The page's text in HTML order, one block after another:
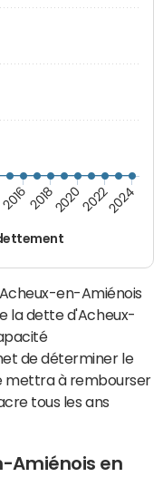
20162018202020222024
en-Amiénois
la dette d'Acheux-
de déterminer le
mettra à rembourser
tous les ans
Amiénois en